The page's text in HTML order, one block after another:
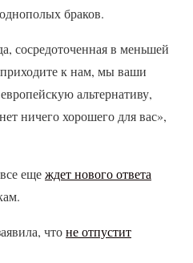
браков.
сосредоточенная в меньшей
к нам, мы ваши
альтернативу,
ничего хорошего для вас»,
ещеждет нового ответа
чтоне отпустит